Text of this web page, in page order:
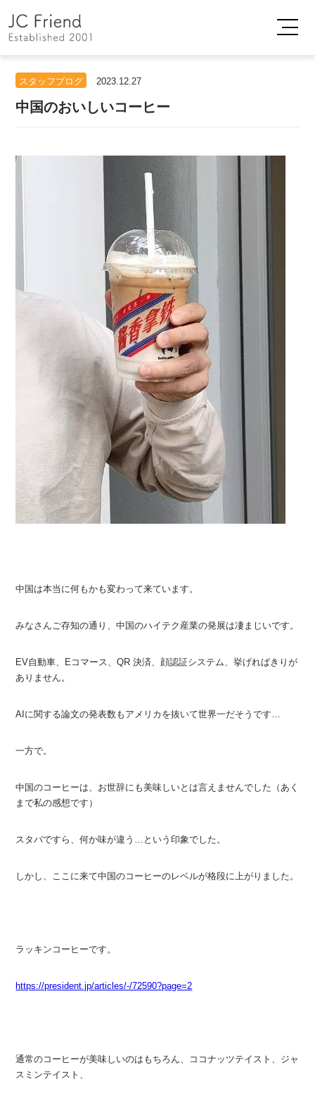
スタッフブログ 2023.12.27
中国のおいしいコーヒー
中国は本当に何もかも変わって来ています。
みなさんご存知の通り、中国のハイテク産業の発展は凄まじいです。
EV自動車、Eコマース、QR 決済、顔認証システム、挙げればきりが
ありません。
AIに関する論文の発表数もアメリカを抜いて世界一だそうです…
一方で。
中国のコーヒーは、お世辞にも美味しいとは言えませんでした（あく
まで私の感想です）
スタバですら、何か味が違う…という印象でした。
しかし、ここに来て中国のコーヒーのレベルが格段に上がりました。
ラッキンコーヒーです。
https://president.jp/articles/-/72590?page=2
通常のコーヒーが美味しいのはもちろん、ココナッツテイスト、ジャ
スミンテイスト、